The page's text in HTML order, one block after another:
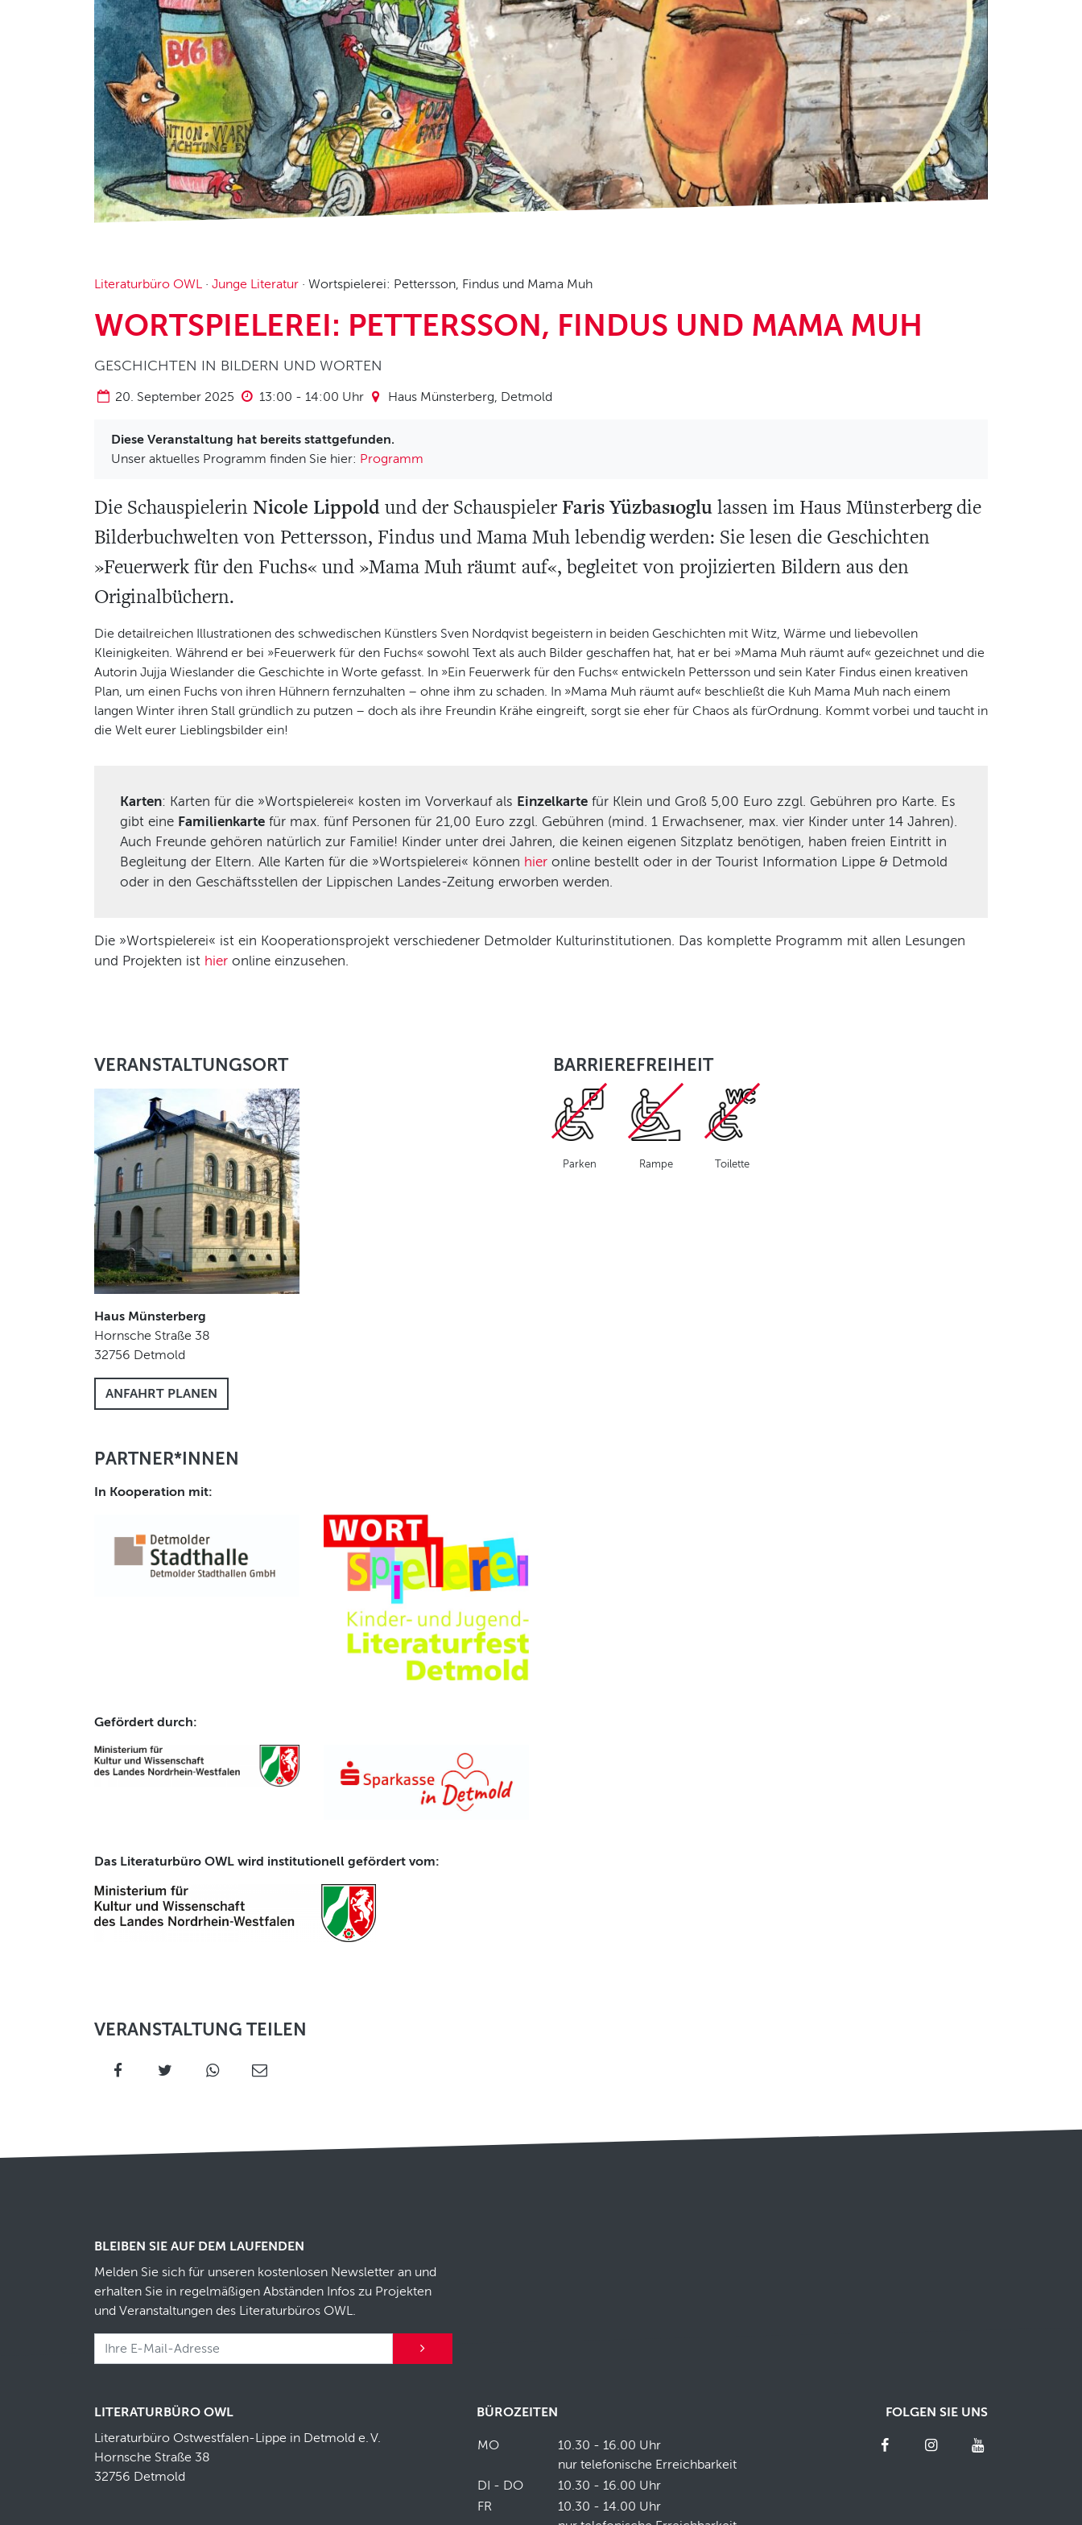
Literaturbüro OWL · Junge Literatur · Wortspielerei: Pettersson, Findus und Mama Muh
WORTSPIELEREI: PETTERSSON, FINDUS UND MAMA MUH
GESCHICHTEN IN BILDERN UND WORTEN
20. September 2025 13:00 - 14:00 Uhr Haus Münsterberg, Detmold
Diese Veranstaltung hat bereits stattgefunden.
Unser aktuelles Programm finden Sie hier: Programm
Die SchauspielerinNicole Lippoldund der SchauspielerFaris Yüzbasıoglulassen im Haus Münsterberg die
Bilderbuchwelten von Pettersson, Findus und Mama Muh lebendig werden: Sie lesen die Geschichten
»Feuerwerk für den Fuchs« und »Mama Muh räumt auf«, begleitet von projizierten Bildern aus den
Originalbüchern.
Die detailreichen Illustrationen des schwedischen Künstlers Sven Nordqvist begeistern in beiden Geschichten mit Witz, Wärme und liebevollen
Kleinigkeiten. Während er bei »Feuerwerk für den Fuchs« sowohl Text als auch Bilder geschaffen hat, hat er bei »Mama Muh räumt auf« gezeichnet und die
Autorin Jujja Wieslander die Geschichte in Worte gefasst. In »Ein Feuerwerk für den Fuchs« entwickeln Pettersson und sein Kater Findus einen kreativen
Plan, um einen Fuchs von ihren Hühnern fernzuhalten – ohne ihm zu schaden. In »Mama Muh räumt auf« beschließt die Kuh Mama Muh nach einem
langen Winter ihren Stall gründlich zu putzen – doch als ihre Freundin Krähe eingreift, sorgt sie eher für Chaos als fürOrdnung. Kommt vorbei und taucht in
die Welt eurer Lieblingsbilder ein!
Karten: Karten für die »Wortspielerei« kosten im Vorverkauf als Einzelkarte für Klein und Groß 5,00 Euro zzgl. Gebühren pro Karte. Es
gibt eine Familienkarte für max. fünf Personen für 21,00 Euro zzgl. Gebühren (mind. 1 Erwachsener, max. vier Kinder unter 14 Jahren).
Auch Freunde gehören natürlich zur Familie! Kinder unter drei Jahren, die keinen eigenen Sitzplatz benötigen, haben freien Eintritt in
Begleitung der Eltern. Alle Karten für die »Wortspielerei« können hier online bestellt oder in der Tourist Information Lippe & Detmold
oder in den Geschäftsstellen der Lippischen Landes-Zeitung erworben werden.
Die »Wortspielerei« ist ein Kooperationsprojekt verschiedener Detmolder Kulturinstitutionen. Das komplette Programm mit allen Lesungen
und Projekten ist hier online einzusehen.
VERANSTALTUNGSORT
Haus Münsterberg
Hornsche Straße 38
32756 Detmold
ANFAHRT PLANEN
BARRIEREFREIHEIT
Parken Rampe Toilette
PARTNER*INNEN
In Kooperation mit:
Gefördert durch:
Das Literaturbüro OWL wird institutionell gefördert vom:
VERANSTALTUNG TEILEN
BLEIBEN SIE AUF DEM LAUFENDEN
Melden Sie sich für unseren kostenlosen Newsletter an und
erhalten Sie in regelmäßigen Abständen Infos zu Projekten
und Veranstaltungen des Literaturbüros OWL.
LITERATURBÜRO OWL
Literaturbüro Ostwestfalen-Lippe in Detmold e.V.
Hornsche Straße 38
32756 Detmold
BÜROZEITEN
MO
10.30 - 16.00 Uhr
nur telefonische Erreichbarkeit
DI - DO
10.30 - 16.00 Uhr
FR
10.30 - 14.00 Uhr
FOLGEN SIE UNS